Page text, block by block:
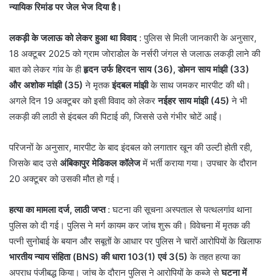
न्यायिक रिमांड पर जेल भेज दिया है।
लकड़ी के जलाऊ को लेकर हुआ था विवाद: पुलिस से मिली जानकारी के अनुसार,
18 अक्टूबर 2025 को ग्राम जोराडोल के नर्सरी जंगल से जलाऊ लकड़ी लाने की
बात को लेकर गांव के हीहृदन उर्फ हिरदन साय (36), डोमन साय मांझी (33)
और अशोक मांझी (35) ने मृतकइंदबल मांझीके साथ जमकर मारपीट की थी।
अगले दिन 19 अक्टूबर को इसी विवाद को लेकरनईहर साय मांझी (45) ने भी
लकड़ी की लाठी से इंदबल की पिटाई की, जिससे उसे गंभीर चोटें आईं।
परिजनों के अनुसार, मारपीट के बाद इंदबल को लगातार खून की उल्टी होती रही,
जिसके बाद उसेअंबिकापुर मेडिकल कॉलेजमें भर्ती कराया गया। उपचार के दौरान
20 अक्टूबर को उसकी मौत हो गई।
हत्या का मामला दर्ज, लाठी जप्त: घटना की सूचना अस्पताल से पत्थलगांव थाना
पुलिस को दी गई। पुलिस ने मर्ग कायम कर जांच शुरू की। विवेचना में मृतक की
पत्नी सुनोबाई के बयान और सबूतों के आधार पर पुलिस ने चारों आरोपियों के खिलाफ
भारतीय न्याय संहिता (BNS) की धारा 103(1) एवं 3(5) के तहत हत्या का
अपराध पंजीबद्ध किया। जांच के दौरान पुलिस ने आरोपियों के कब्जे सेघटना में